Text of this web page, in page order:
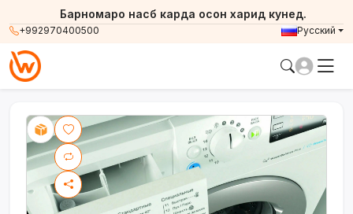
+992970400500
Барномаро насб карда осон харид кунед.
Русский